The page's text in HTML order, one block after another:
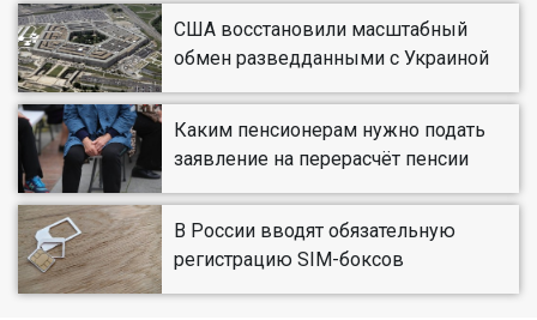
США восстановили масштабный
обмен разведданными с Украиной
Каким пенсионерам нужно подать
заявление на перерасчёт пенсии
В России вводят обязательную
регистрацию SIM-боксов